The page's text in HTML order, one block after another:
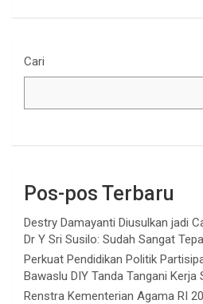
Cari
Pos-pos Terbaru
Destry Damayanti Diusulkan jadi
Dr Y Sri Susilo: Sudah Sangat
Perkuat Pendidikan Politik
Bawaslu DIY Tanda Tangani Kerja
Renstra Kementerian Agama RI